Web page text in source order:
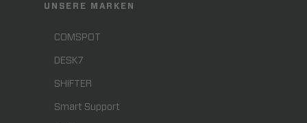
UNSERE MARKEN
COMSPOT
DESK7
SHIFTER
Smart Support